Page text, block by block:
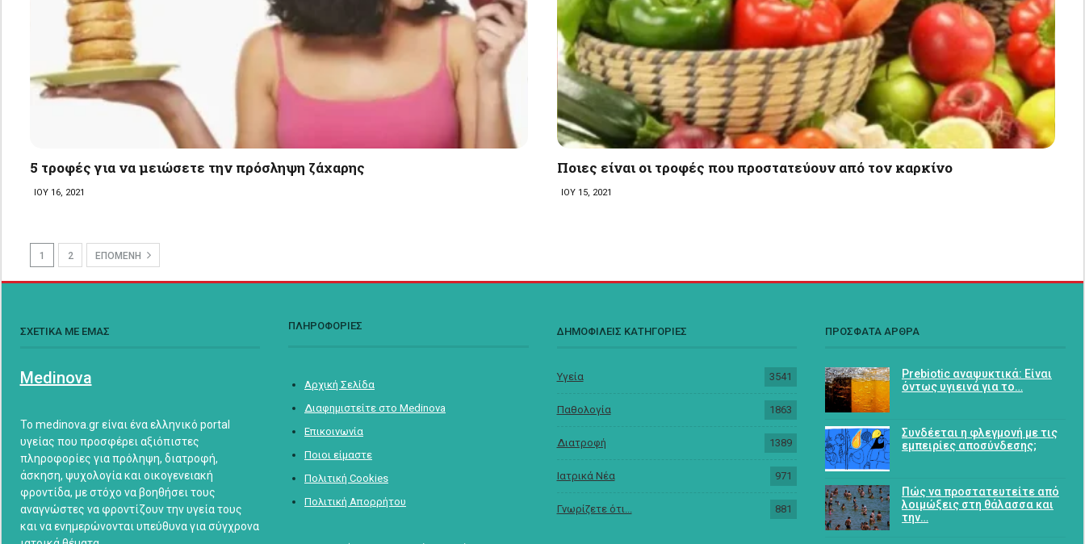
5 τροφές για να μειώσετε την πρόσληψη ζάχαρης
ΙΟΥ 16, 2021
Ποιες είναι οι τροφές που προστατεύουν από τον καρκίνο
ΙΟΥ 15, 2021
1 2 ΕΠΟΜΕΝΗ
ΣΧΕΤΙΚΑ ΜΕ ΕΜΑΣ
Medinova
Το medinova.gr είναι ένα ελληνικό portal
υγείας που προσφέρει αξιόπιστες
πληροφορίες για πρόληψη, διατροφή,
άσκηση, ψυχολογία και οικογενειακή
φροντίδα, με στόχο να βοηθήσει τους
αναγνώστες να φροντίζουν την υγεία τους
και να ενημερώνονται υπεύθυνα για σύγχρονα
ΠΛΗΡΟΦΟΡΙΕΣ
Αρχική Σελίδα
Διαφημιστείτε στο Medinova
Επικοινωνία
Ποιοι είμαστε
Πολιτική Cookies
Πολιτική Απορρήτου
ΔΗΜΟΦΙΛΕΙΣ ΚΑΤΗΓΟΡΙΕΣ
Υγεία 3541
Παθολογία 1863
Διατροφή 1389
Ιατρικά Νέα 971
Γνωρίζετε ότι... 881
ΠΡΟΣΦΑΤΑ ΑΡΘΡΑ
Prebiotic αναψυκτικά: Είναι
όντως υγιεινά για το…
Συνδέεται η φλεγμονή με τις
εμπειρίες αποσύνδεσης;
Πώς να προστατευτείτε από
λοιμώξεις στη θάλασσα και
την…